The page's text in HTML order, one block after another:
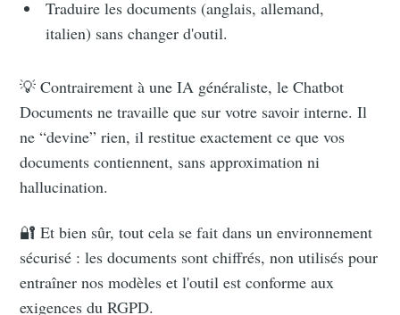
Traduire les documents (anglais, allemand,
italien) sans changer d'outil.
💡 Contrairement à une IA généraliste, le Chatbot
Documents ne travaille que sur votre savoir interne. Il
ne “devine” rien, il restitue exactement ce que vos
documents contiennent, sans approximation ni
hallucination.
🔐 Et bien sûr, tout cela se fait dans un environnement
sécurisé : les documents sont chiffrés, non utilisés pour
entraîner nos modèles et l'outil est conforme aux
exigences du RGPD.